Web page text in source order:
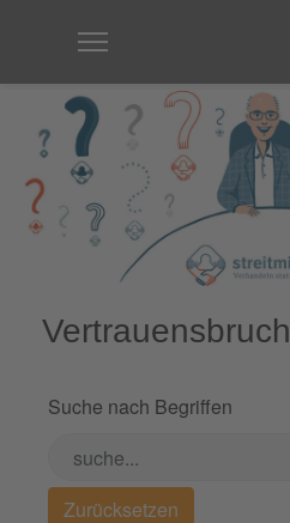
Vertrauensbruch
Suche nach Begriffen